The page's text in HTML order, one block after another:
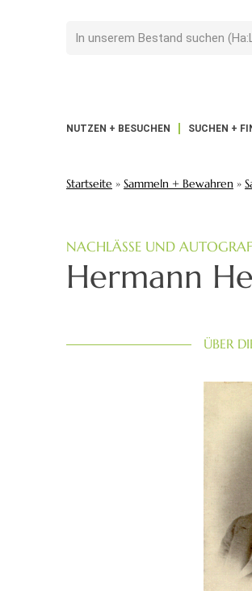
NUTZEN + BESUCHEN SUCHEN +
Startseite » Sammeln + Bewahren »
NACHLÄSSE UND
Hermann
ÜBER